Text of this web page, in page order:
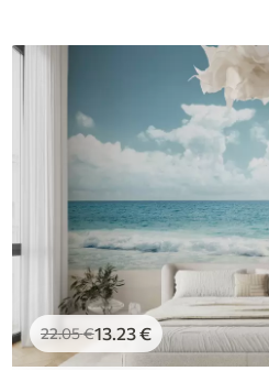
22.05€13.23€